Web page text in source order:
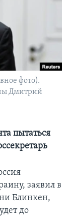
фото).
Дмитрий
пытаться
заявил в
Блинкен,
до